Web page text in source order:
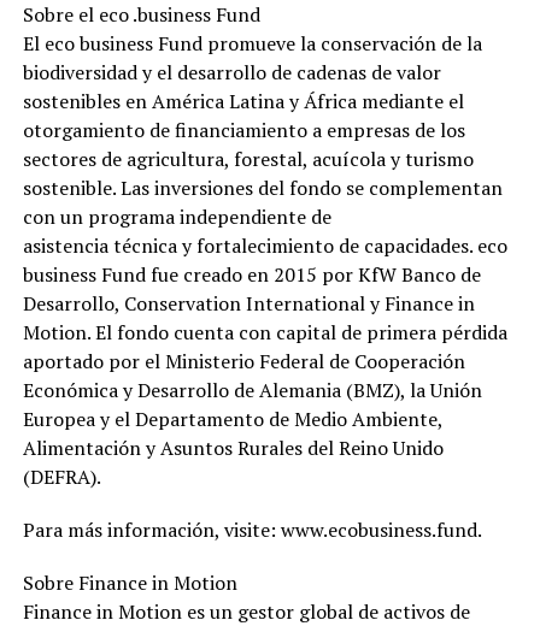
Sobre el eco .business Fund
El eco business Fund promueve la conservación de la
biodiversidad y el desarrollo de cadenas de valor
sostenibles en América Latina y África mediante el
otorgamiento de financiamiento a empresas de los
sectores de agricultura, forestal, acuícola y turismo
sostenible. Las inversiones del fondo se complementan
con un programa independiente de
asistencia técnica y fortalecimiento de capacidades. eco
business Fund fue creado en 2015 por KfW Banco de
Desarrollo, Conservation International y Finance in
Motion. El fondo cuenta con capital de primera pérdida
aportado por el Ministerio Federal de Cooperación
Económica y Desarrollo de Alemania (BMZ), la Unión
Europea y el Departamento de Medio Ambiente,
Alimentación y Asuntos Rurales del Reino Unido
(DEFRA).
Para más información, visite: www.ecobusiness.fund.
Sobre Finance in Motion
Finance in Motion es un gestor global de activos de